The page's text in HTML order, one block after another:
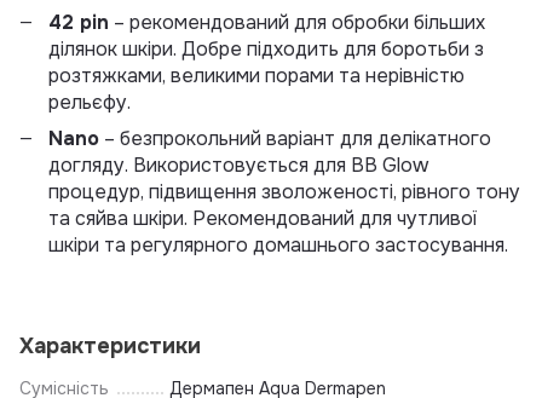
42 pin – рекомендований для обробки більших
ділянок шкіри. Добре підходить для боротьби з
розтяжками, великими порами та нерівністю
рельєфу.
Nano – безпрокольний варіант для делікатного
догляду. Використовується для BB Glow
процедур, підвищення зволоженості, рівного тону
та сяйва шкіри. Рекомендований для чутливої
шкіри та регулярного домашнього застосування.
Характеристики
Сумісність Дермапен Aqua Dermapen